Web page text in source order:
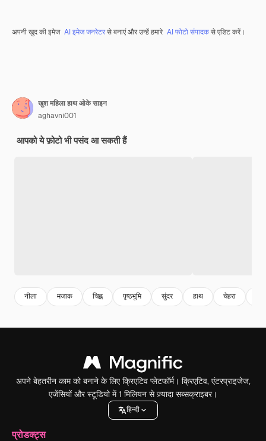
अपनी खुद की इमेज AI इमेज जनरेटरसे बनाएं और उन्हें हमारे AI फोटो संपादकसे एडिट करें।
खुश महिला हाथ ओके साइन
aghavni001
आपको ये फ़ोटो भी पसंद आ सकती हैं
नीला मजाक चिह्न पृष्ठभूमि सुंदर हाथ चेहरा
अपने बेहतरीन काम को बनाने के लिए क्रिएटिव प्लेटफॉर्म। क्रिएटिव, एंटरप्राइजेज,
एजेंसियों और स्टूडियो में 1 मिलियन से ज़्यादा सब्सक्राइबर।
हिन्दी
प्रोडक्ट्स